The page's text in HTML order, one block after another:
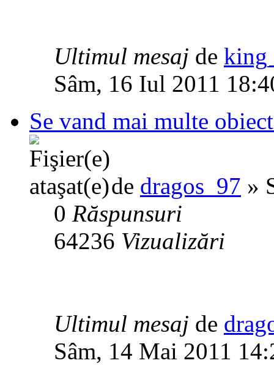
Ultimul mesaj de
Sâm, 16 Iul 2011
Se vand mai multe
de dragos_97 »
0 Răspunsuri
64236 Vizualizări
Ultimul mesaj de
Sâm, 14 Mai 2011